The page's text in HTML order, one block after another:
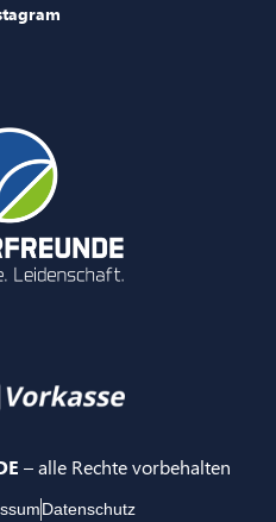
– alle Rechte vorbehalten
Datenschutz